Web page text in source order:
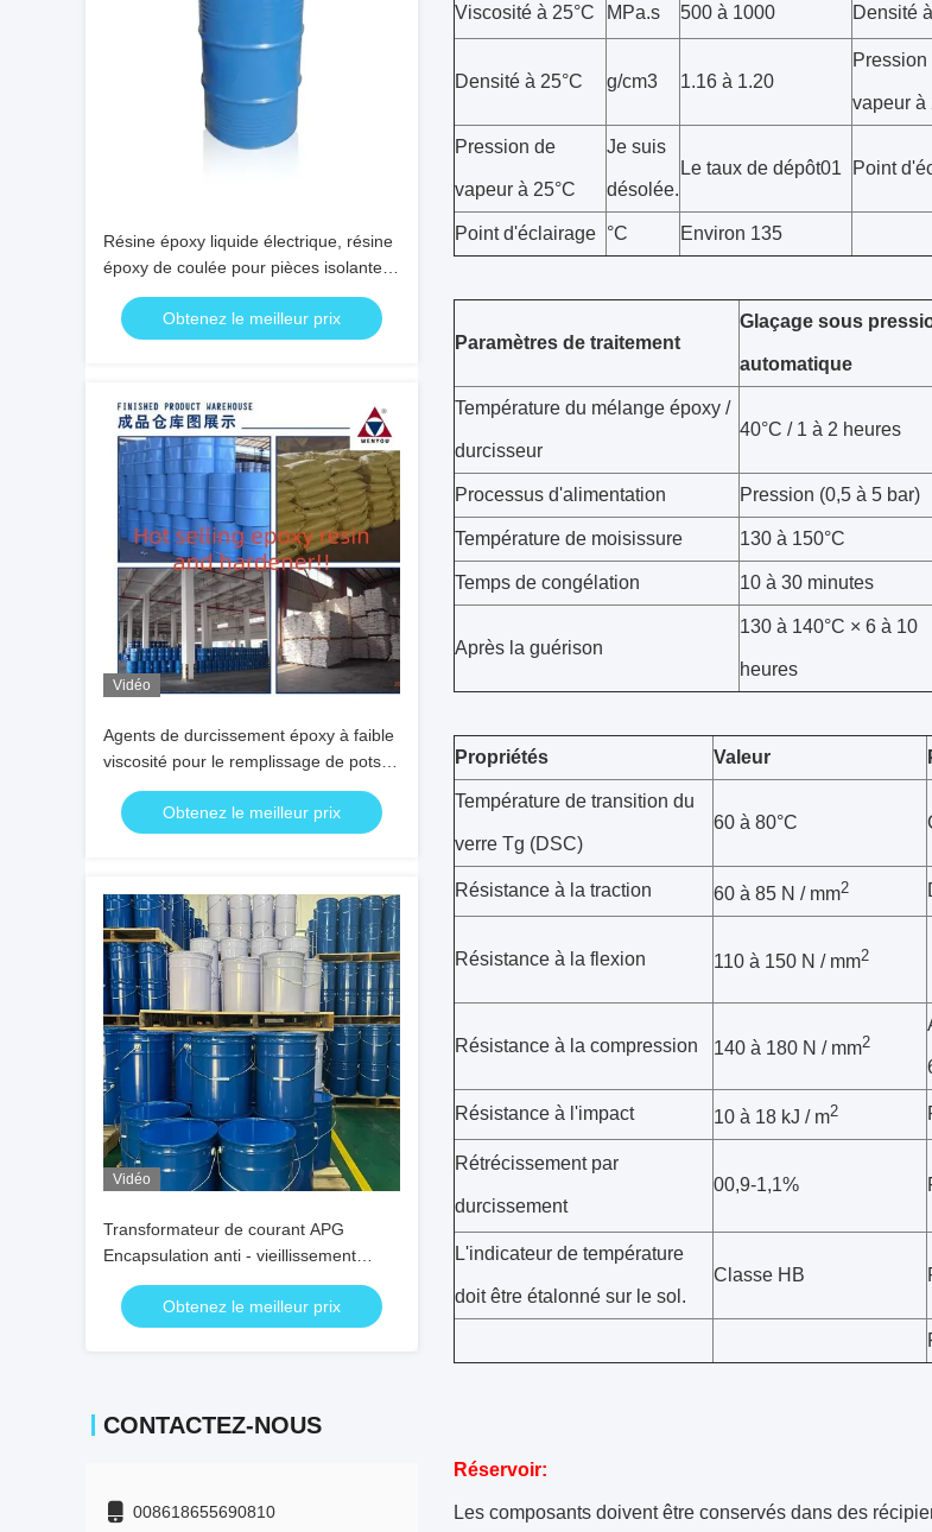
Résine époxy liquide électrique, résine
époxy de coulée pour pièces isolantes
de moyenne et haute tension
Obtenez le meilleur prix
Vidéo
Agents de durcissement époxy à faible
viscosité pour le remplissage de pots
de transformateurs potentiels et de
transformateurs sans vide
Obtenez le meilleur prix
Vidéo
Transformateur de courant APG
Encapsulation anti - vieillissement
haute diélectrique époxy
Obtenez le meilleur prix
CONTACTEZ-NOUS
008618655690810
Viscosité à 25°C MPa.s 500 à 1000 Densité
Densité à 25°C g/cm3 1.16 à 1.20
Pression
vapeur à
Pression de
vapeur à 25°C
Je suis
désolée.
Le taux de dépôt01 Point
Point d'éclairage °C Environ 135
Paramètres de traitement
Glaçage sous
automatique
Température du mélange époxy /
durcisseur
40°C / 1 à 2 heures
Processus d'alimentation Pression (0,5 à 5 bar)
Température de moisissure 130 à 150°C
Temps de congélation 10 à 30 minutes
Après la guérison
130 à 140°C × 6 à 10
heures
Propriétés Valeur
Température de transition du
verre Tg (DSC)
60 à 80°C
Résistance à la traction 60 à 85 N / mm2
Résistance à la flexion 110 à 150 N / mm2
Résistance à la compression 140 à 180 N / mm2
Résistance à l'impact 10 à 18 kJ / m2
Rétrécissement par
durcissement
00,9-1,1%
L'indicateur de température
doit être étalonné sur le sol.
Classe HB
Réservoir:
Les composants doivent être conservés dans des